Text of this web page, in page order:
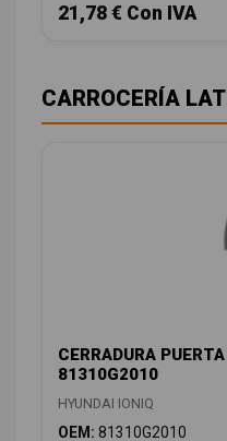
21,78 € Con IVA
CARROCERÍA
CERRADURA
81310G2010
HYUNDAI IONIQ
OEM: 81310G2010